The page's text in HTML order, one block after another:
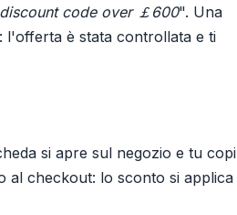
code over ￡600". Una
l'offerta è stata controllata e ti
si apre sul negozio e tu copi
al checkout: lo sconto si applica